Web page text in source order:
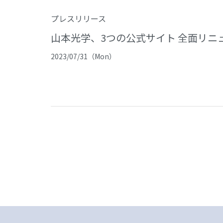
プレスリリース
山本光学、3つの公式サイト 全面リニ
2023/07/31（Mon）